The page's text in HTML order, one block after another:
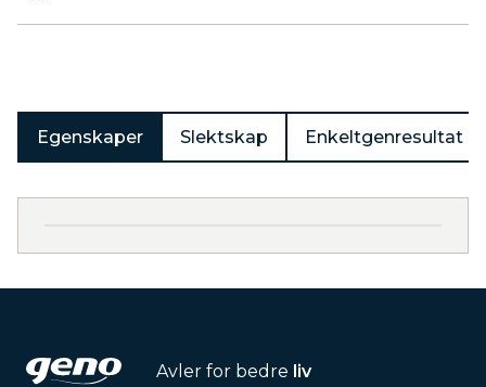
Egenskaper Slektskap Enkeltgenresultat
Avler for bedre liv